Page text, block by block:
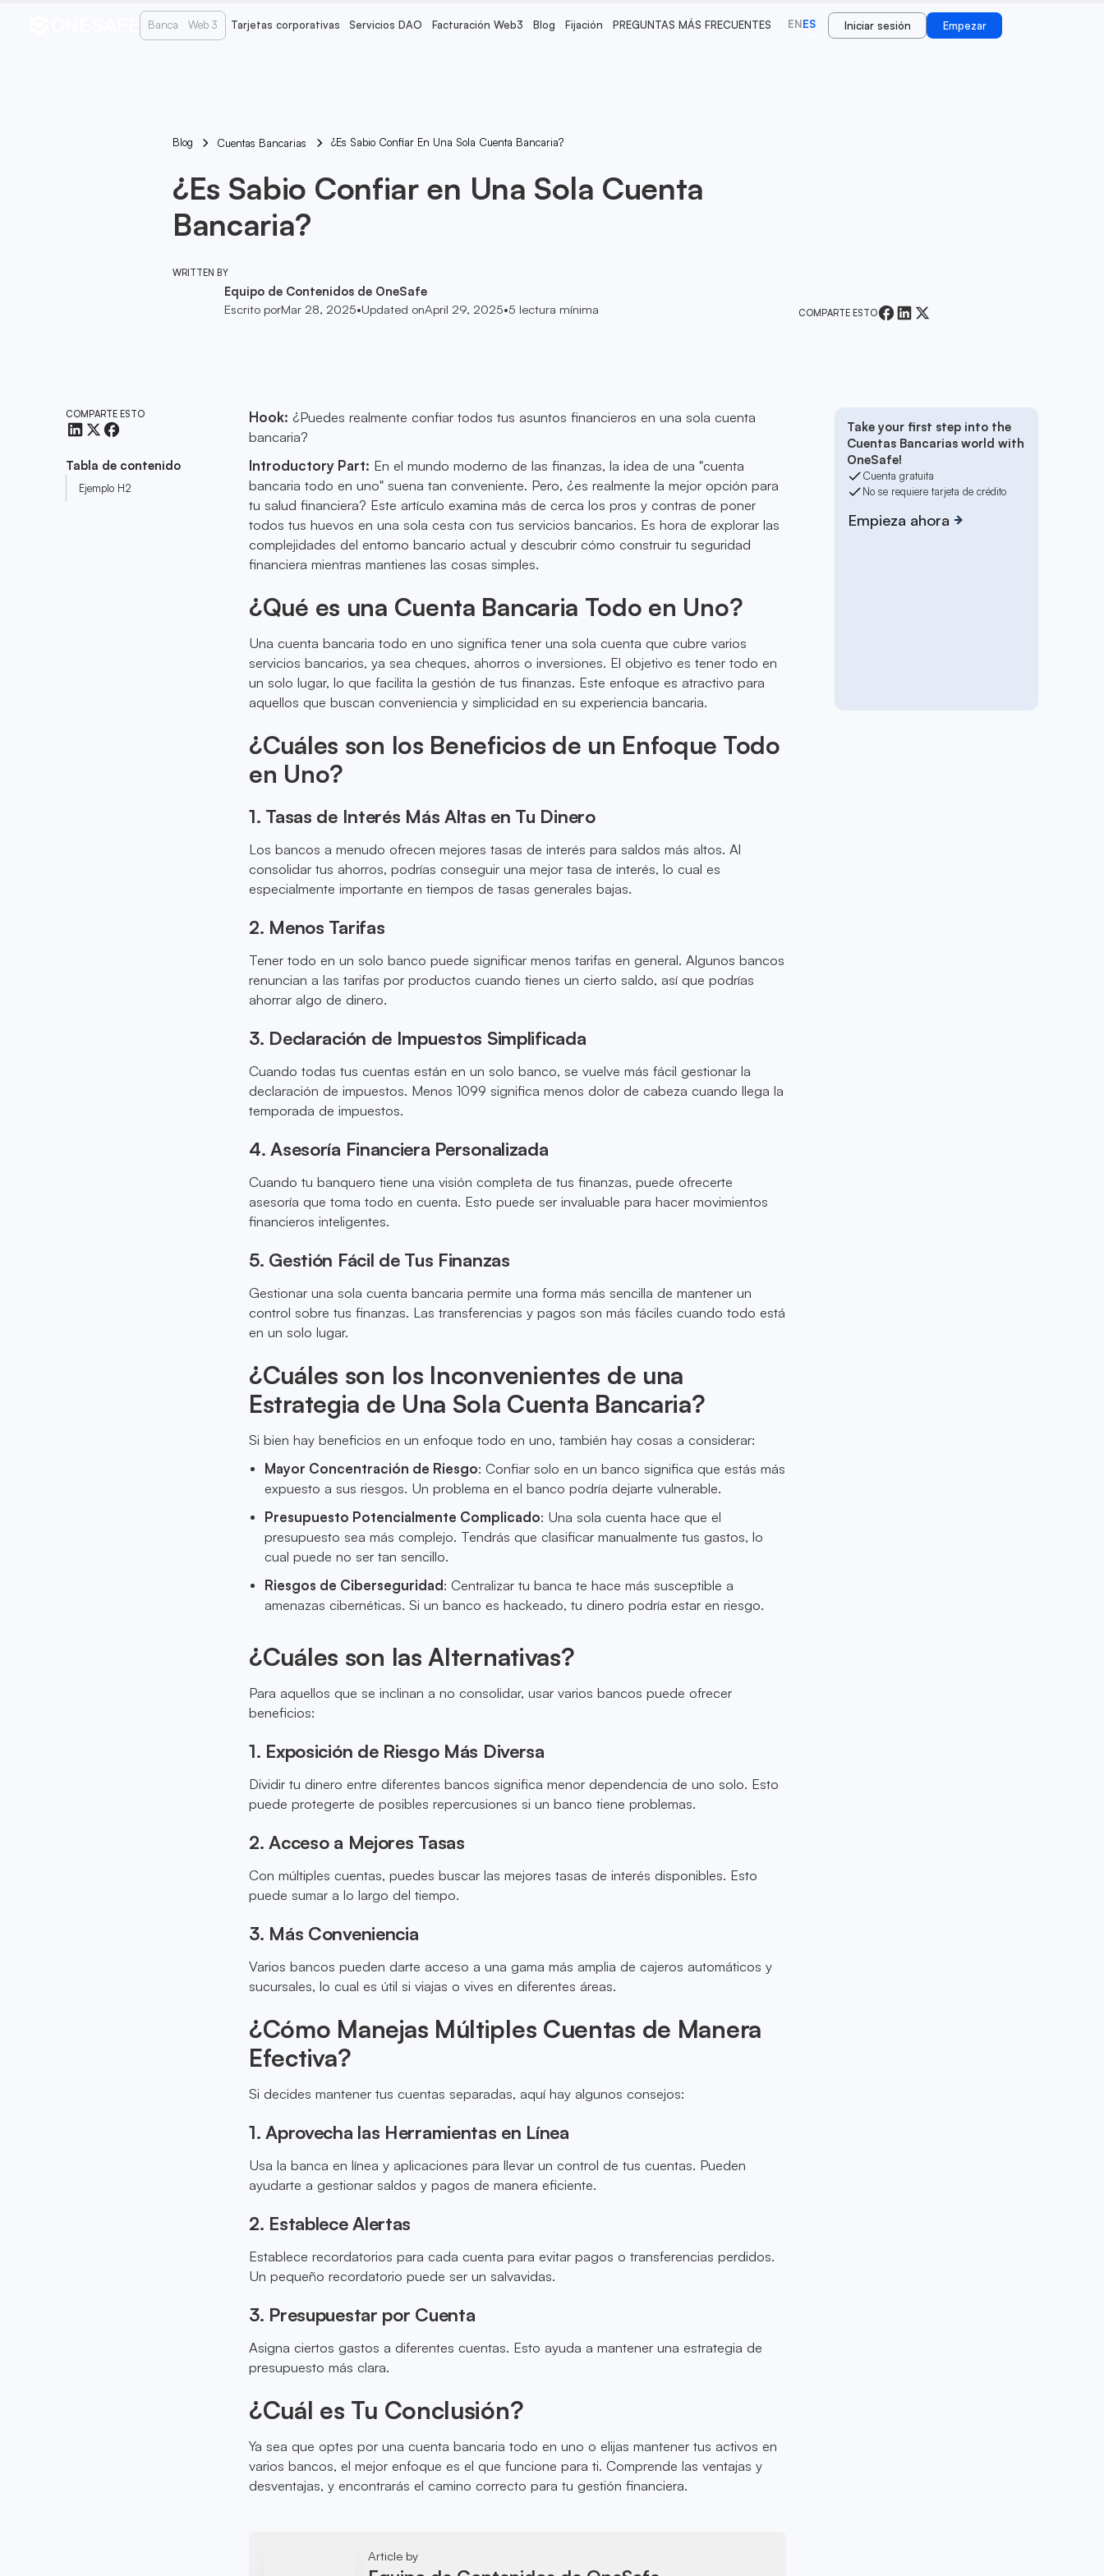
Banca Web 3 Tarjetas corporativas Servicios DAO Facturación Web3 Blog Fijación PREGUNTAS MÁS FRECUENTES ENES Iniciar sesión Empezar
Blog Cuentas Bancarias ¿Es Sabio Confiar En Una Sola Cuenta Bancaria?
¿Es Sabio Confiar en Una Sola Cuenta
Bancaria?
WRITTEN BY
Equipo de Contenidos de OneSafe
Escrito porMar 28, 2025•Updated onApril 29, 2025•5 lectura mínima COMPARTE ESTO
COMPARTE ESTO
Tabla de contenido
Ejemplo H2
Hook: ¿Puedes realmente confiar todos tus asuntos financieros en una sola cuenta
bancaria?
Introductory Part: En el mundo moderno de las finanzas, la idea de una "cuenta
bancaria todo en uno" suena tan conveniente. Pero, ¿es realmente la mejor opción para
tu salud financiera? Este artículo examina más de cerca los pros y contras de poner
todos tus huevos en una sola cesta con tus servicios bancarios. Es hora de explorar las
complejidades del entorno bancario actual y descubrir cómo construir tu seguridad
financiera mientras mantienes las cosas simples.
¿Qué es una Cuenta Bancaria Todo en Uno?
Una cuenta bancaria todo en uno significa tener una sola cuenta que cubre varios
servicios bancarios, ya sea cheques, ahorros o inversiones. El objetivo es tener todo en
un solo lugar, lo que facilita la gestión de tus finanzas. Este enfoque es atractivo para
aquellos que buscan conveniencia y simplicidad en su experiencia bancaria.
¿Cuáles son los Beneficios de un Enfoque Todo
en Uno?
1. Tasas de Interés Más Altas en Tu Dinero
Los bancos a menudo ofrecen mejores tasas de interés para saldos más altos. Al
consolidar tus ahorros, podrías conseguir una mejor tasa de interés, lo cual es
especialmente importante en tiempos de tasas generales bajas.
2. Menos Tarifas
Tener todo en un solo banco puede significar menos tarifas en general. Algunos bancos
renuncian a las tarifas por productos cuando tienes un cierto saldo, así que podrías
ahorrar algo de dinero.
3. Declaración de Impuestos Simplificada
Cuando todas tus cuentas están en un solo banco, se vuelve más fácil gestionar la
declaración de impuestos. Menos 1099 significa menos dolor de cabeza cuando llega la
temporada de impuestos.
4. Asesoría Financiera Personalizada
Cuando tu banquero tiene una visión completa de tus finanzas, puede ofrecerte
asesoría que toma todo en cuenta. Esto puede ser invaluable para hacer movimientos
financieros inteligentes.
5. Gestión Fácil de Tus Finanzas
Gestionar una sola cuenta bancaria permite una forma más sencilla de mantener un
control sobre tus finanzas. Las transferencias y pagos son más fáciles cuando todo está
en un solo lugar.
¿Cuáles son los Inconvenientes de una
Estrategia de Una Sola Cuenta Bancaria?
Si bien hay beneficios en un enfoque todo en uno, también hay cosas a considerar:
Mayor Concentración de Riesgo: Confiar solo en un banco significa que estás más
expuesto a sus riesgos. Un problema en el banco podría dejarte vulnerable.
Presupuesto Potencialmente Complicado: Una sola cuenta hace que el
presupuesto sea más complejo. Tendrás que clasificar manualmente tus gastos, lo
cual puede no ser tan sencillo.
Riesgos de Ciberseguridad: Centralizar tu banca te hace más susceptible a
amenazas cibernéticas. Si un banco es hackeado, tu dinero podría estar en riesgo.
¿Cuáles son las Alternativas?
Para aquellos que se inclinan a no consolidar, usar varios bancos puede ofrecer
beneficios:
1. Exposición de Riesgo Más Diversa
Dividir tu dinero entre diferentes bancos significa menor dependencia de uno solo. Esto
puede protegerte de posibles repercusiones si un banco tiene problemas.
2. Acceso a Mejores Tasas
Con múltiples cuentas, puedes buscar las mejores tasas de interés disponibles. Esto
puede sumar a lo largo del tiempo.
3. Más Conveniencia
Varios bancos pueden darte acceso a una gama más amplia de cajeros automáticos y
sucursales, lo cual es útil si viajas o vives en diferentes áreas.
¿Cómo Manejas Múltiples Cuentas de Manera
Efectiva?
Si decides mantener tus cuentas separadas, aquí hay algunos consejos:
1. Aprovecha las Herramientas en Línea
Usa la banca en línea y aplicaciones para llevar un control de tus cuentas. Pueden
ayudarte a gestionar saldos y pagos de manera eficiente.
2. Establece Alertas
Establece recordatorios para cada cuenta para evitar pagos o transferencias perdidos.
Un pequeño recordatorio puede ser un salvavidas.
3. Presupuestar por Cuenta
Asigna ciertos gastos a diferentes cuentas. Esto ayuda a mantener una estrategia de
presupuesto más clara.
¿Cuál es Tu Conclusión?
Ya sea que optes por una cuenta bancaria todo en uno o elijas mantener tus activos en
varios bancos, el mejor enfoque es el que funcione para ti. Comprende las ventajas y
desventajas, y encontrarás el camino correcto para tu gestión financiera.
Article by
Take your first step into the
Cuentas Bancarias world with
OneSafe!
Cuenta gratuita
No se requiere tarjeta de crédito
Empieza ahora